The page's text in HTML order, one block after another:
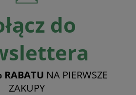
do
RABATU NA PIERWSZE
ZAKUPY